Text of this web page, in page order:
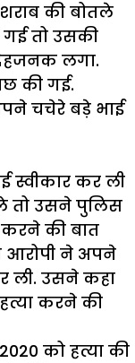
की बोतले
तो उसकी
लगा.
की गई.
चचेरे बड़े भाई
स्वीकार कर ली
तो उसने पुलिस
की बात
आरोपी ने अपने
ली. उसने कहा
करने की
को हत्या की